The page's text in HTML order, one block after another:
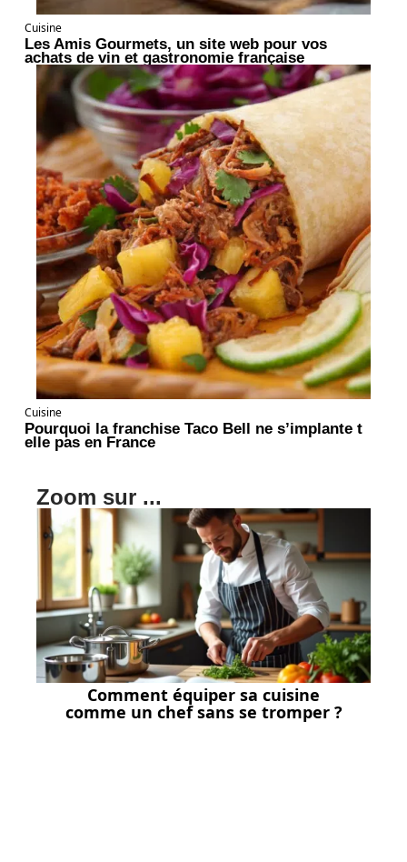
Cuisine
Les Amis Gourmets, un site web pour vos
achats de vin et gastronomie française
Cuisine
Pourquoi la franchise Taco Bell ne s’implante t
elle pas en France
Zoom sur ...
Comment équiper sa cuisine
comme un chef sans se tromper ?